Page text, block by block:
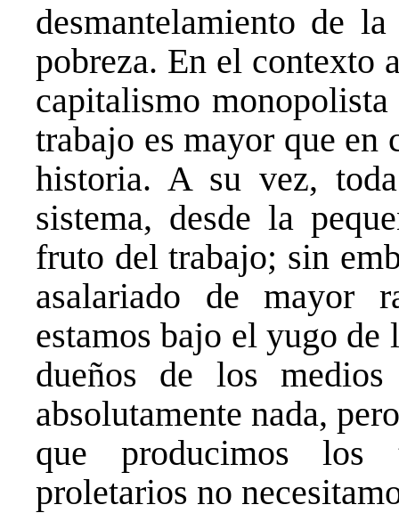
desmantelamiento de
pobreza. En el contexto
capitalismo
trabajo es mayor que
historia. A su vez,
sistema, desde la
fruto del trabajo; sin
asalariado de mayor
estamos bajo el yugo de
dueños de los
absolutamente nada,
que producimos los
proletarios no